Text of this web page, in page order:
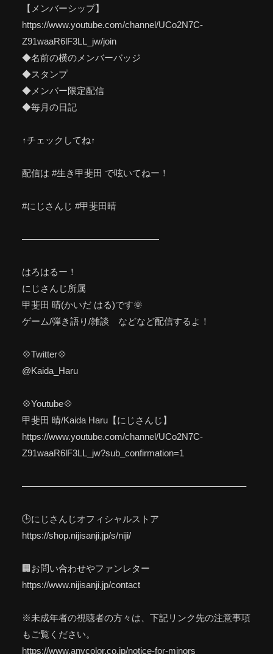
【メンバーシップ】
https://www.youtube.com/channel/UCo2N7C-
Z91waaR6lF3LL_jw/join
◆名前の横のメンバーバッジ
◆スタンプ
◆メンバー限定配信
◆毎月の日記
↑チェックしてね↑
配信は #生き甲斐田 で呟いてねー！
#にじさんじ #甲斐田晴
———————————————
はろはるー！
にじさんじ所属
甲斐田 晴(かいだ はる)です🌞
ゲーム/弾き語り/雑談 などなど配信するよ！
💠Twitter💠
@Kaida_Haru
💠Youtube💠
甲斐田 晴/Kaida Haru【にじさんじ】
https://www.youtube.com/channel/UCo2N7C-
Z91waaR6lF3LL_jw?sub_confirmation=1
————————————————————————–
🕒にじさんじオフィシャルストア
https://shop.nijisanji.jp/s/niji/
🏢お問い合わせやファンレター
https://www.nijisanji.jp/contact
※未成年者の視聴者の方々は、下記リンク先の注意事項
もご覧ください。
https://www.anycolor.co.jp/notice-for-minors